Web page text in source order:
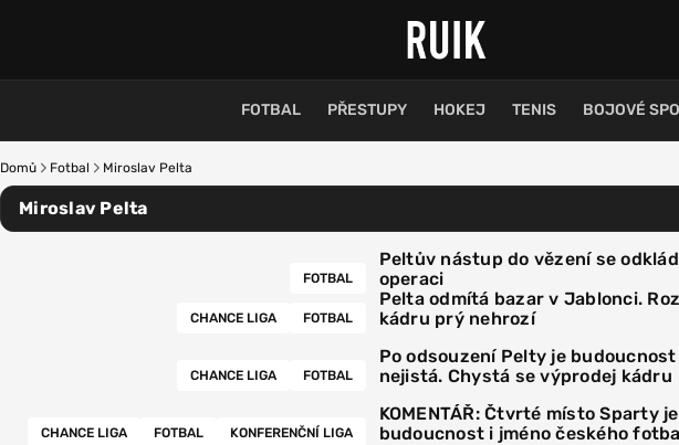
FOTBAL PŘESTUPY HOKEJ TENIS BOJOVÉ
Domů Fotbal Miroslav Pelta
Miroslav Pelta
FOTBAL
Peltův nástup do vězení se
operaci
CHANCE LIGA FOTBAL
Pelta odmítá bazar v Jablonci.
kádru prý nehrozí
CHANCE LIGA FOTBAL
Po odsouzení Pelty je
nejistá. Chystá se výprodej kádru
CHANCE LIGA FOTBAL KONFERENČNÍ LIGA
KOMENTÁŘ: Čtvrté místo Sparty
budoucnost i jméno českého